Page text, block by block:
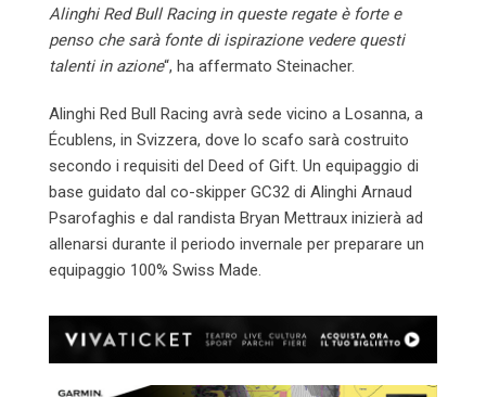
Alinghi Red Bull Racing in queste regate è forte e
penso che sarà fonte di ispirazione vedere questi
talenti in azione“, ha affermato Steinacher.
Alinghi Red Bull Racing avrà sede vicino a Losanna, a
Écublens, in Svizzera, dove lo scafo sarà costruito
secondo i requisiti del Deed of Gift. Un equipaggio di
base guidato dal co-skipper GC32 di Alinghi Arnaud
Psarofaghis e dal randista Bryan Mettraux inizierà ad
allenarsi durante il periodo invernale per preparare un
equipaggio 100% Swiss Made.